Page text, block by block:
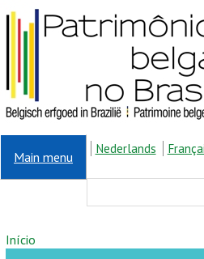
Pular para o conteúdo principal
Main menu
Nederlands
BUSCA
VOCÊ ESTÁ
Início